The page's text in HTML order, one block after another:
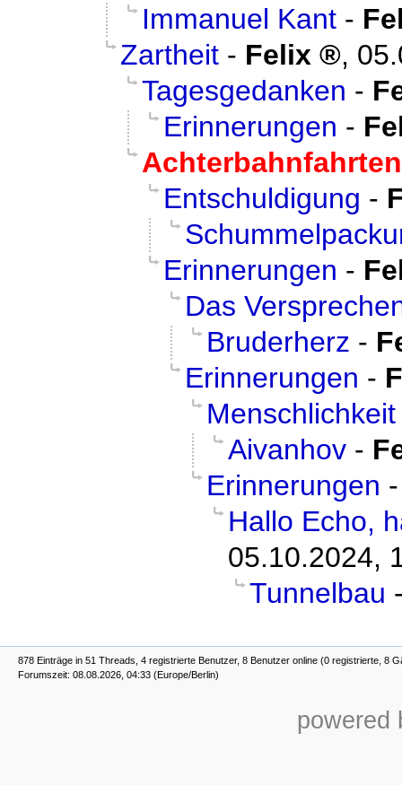
Immanuel Kant -
Zartheit - Felix ,
Tagesgedanken -
Erinnerungen -
Achterbahnfahrten
Entschuldigung -
Erinnerungen -
Das
Bruderherz -
Erinnerungen -
Menschlichkeit
Aivanhov -
Erinnerungen
Hallo Echo,
05.10.2024,
Tunnelbau
878 Einträge in 51 Threads, 4 registrierte Benutzer, 8 Benutzer online (0 registrierte, 8
Forumszeit: 08.08.2026, 04:33 (Europe/Berlin)
powered